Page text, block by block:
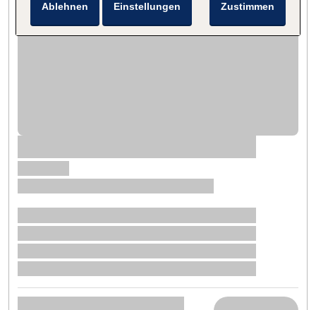
Zustimmen
Ablehnen Einstellungen